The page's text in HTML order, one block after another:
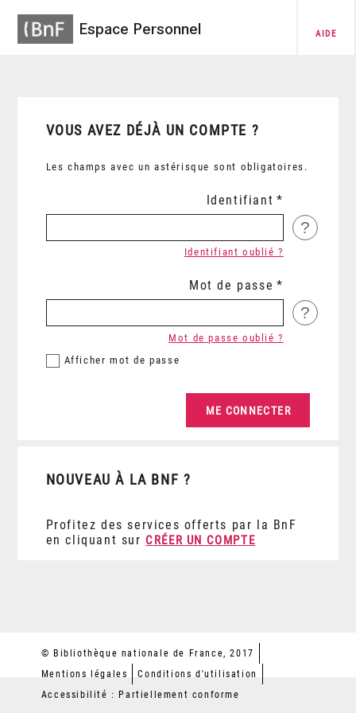
Espace Personnel AIDE
VOUS AVEZ DÉJÀ UN COMPTE ?
Les champs avec un astérisque sont obligatoires.
Identifiant
?
Identifiant oublié ?
Mot de passe
?
Afficher mot de passe
Mot de passe oublié ?
NOUVEAU À LA BNF ?
Profitez des services offerts par la BnF
en cliquant sur CRÉER UN COMPTE
© Bibliothèque nationale de France, 2017
Mentions légales
Conditions d'utilisation
Accessibilité : Partiellement conforme